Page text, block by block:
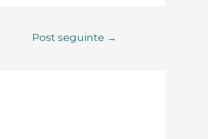
Post seguinte →